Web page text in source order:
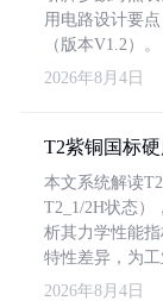
用电路设计要
（版本V1.2）。
2026年8月4日
T2紫铜国标
本文系统解读
T2_1/2H状态）
析其力学性能
特性差异，为工
2026年8月4日